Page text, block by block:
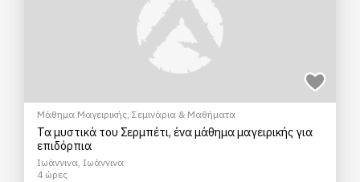
Μάθημα Μαγειρικής, Σεμινάρια & Μαθήματα
Τα μυστικά του Σερμπέτι, ένα μάθημα μαγειρικής για
επιδόρπια
Ιωάννινα, Ιωάννινα
4 ώρες